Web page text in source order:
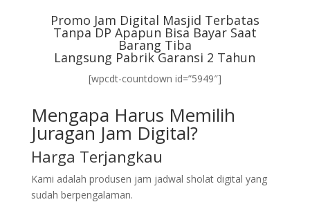
Promo Jam Digital Masjid Terbatas
Tanpa DP Apapun Bisa Bayar Saat
Barang Tiba
Langsung Pabrik Garansi 2 Tahun
[wpcdt-countdown id=”5949″]
Mengapa Harus Memilih
Juragan Jam Digital?
Harga Terjangkau
Kami adalah produsen jam jadwal sholat digital yang
sudah berpengalaman.